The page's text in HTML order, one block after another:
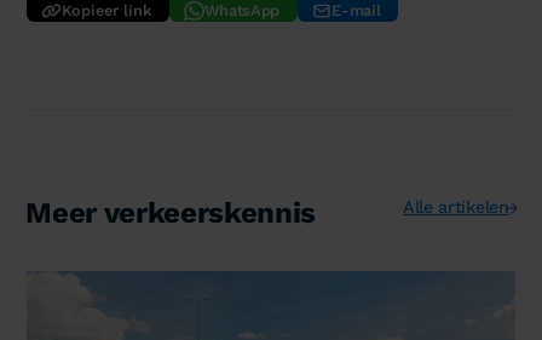
Kopieer link WhatsApp E-mail
Meer verkeerskennis Alle artikelen